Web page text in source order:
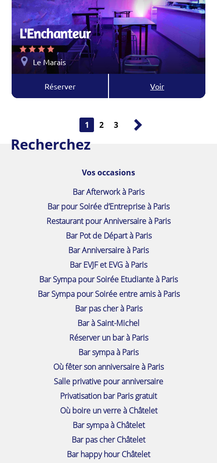
L'Enchanteur
Le Marais
Réserver Voir
1 2 3
Recherchez
Vos occasions
Bar Afterwork à Paris
Bar pour Soirée d’Entreprise à Paris
Restaurant pour Anniversaire à Paris
Bar Pot de Départ à Paris
Bar Anniversaire à Paris
Bar EVJF et EVG à Paris
Bar Sympa pour Soirée Etudiante à Paris
Bar Sympa pour Soirée entre amis à Paris
Bar pas cher à Paris
Bar à Saint-Michel
Réserver un bar à Paris
Bar sympa à Paris
Où fêter son anniversaire à Paris
Salle privative pour anniversaire
Privatisation bar Paris gratuit
Où boire un verre à Châtelet
Bar sympa à Châtelet
Bar pas cher Châtelet
Bar happy hour Châtelet